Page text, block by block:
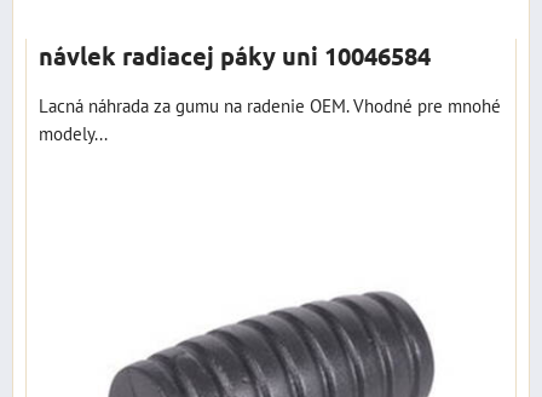
návlek radiacej páky uni 10046584
Lacná náhrada za gumu na radenie OEM. Vhodné pre mnohé
modely...